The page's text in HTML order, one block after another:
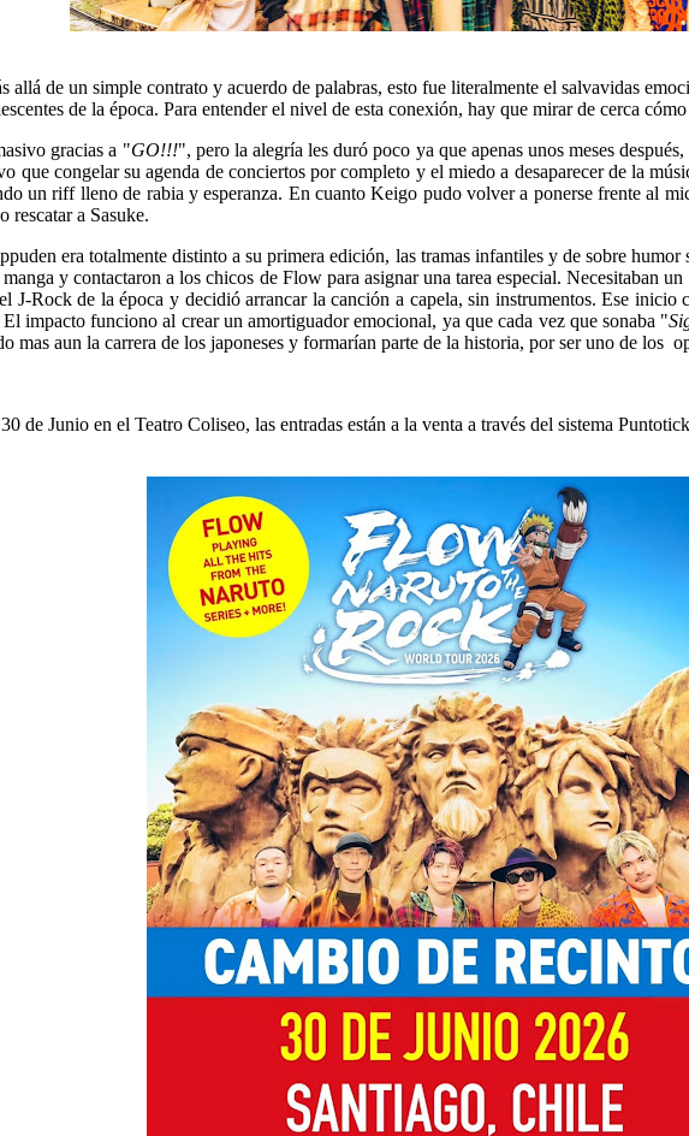
allá de un simple contrato y acuerdo de palabras, esto fue literalmente el salvavidas
de la época. Para entender el nivel de esta conexión, hay que mirar de cerca
gracias a "GO!!!", pero la alegría les duró poco ya que apenas unos meses
que congelar su agenda de conciertos por completo y el miedo a desaparecer de la
un riff lleno de rabia y esperanza. En cuanto Keigo pudo volver a ponerse frente al
rescatar a Sasuke.
era totalmente distinto a su primera edición, las tramas infantiles y de sobre
y contactaron a los chicos de Flow para asignar una tarea especial. Necesitaban
J-Rock de la época y decidió arrancar la canción a capela, sin instrumentos. Ese inicio
impacto funciono al crear un amortiguador emocional, ya que cada vez que sonaba "
mas aun la carrera de los japoneses y formarían parte de la historia, por ser uno de los
de Junio en el Teatro Coliseo, las entradas están a la venta a través del sistema